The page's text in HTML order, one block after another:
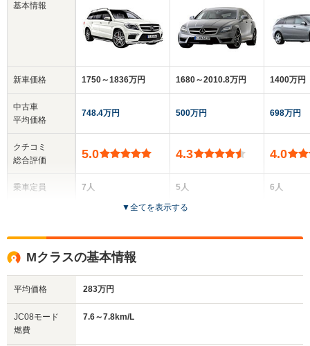
基本情報
新車価格
中古車
平均価格
クチコミ
総合評価
乗車定員
サイズ
(全長x全幅x全高)
1750～1836万円
748.4万円
5.0
7人
全高
1.85m
全幅
1.98m
1680～2010.8万円
500万円
4.3
5人
5ドア
1400万円
698万円
4.0
6人
▼全てを表示する
Mクラスの基本情報
平均価格 283万円
JC08モード
燃費
7.6～7.8km/L